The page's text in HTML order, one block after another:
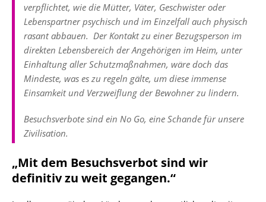
verpflichtet, wie die Mütter, Väter, Geschwister oder
Lebenspartner psychisch und im Einzelfall auch physisch
rasant abbauen. Der Kontakt zu einer Bezugsperson im
direkten Lebensbereich der Angehörigen im Heim, unter
Einhaltung aller Schutzmaßnahmen, wäre doch das
Mindeste, was es zu regeln gälte, um diese immense
Einsamkeit und Verzweiflung der Bewohner zu lindern.
Besuchsverbote sind ein No Go, eine Schande für unsere
Zivilisation.
„Mit dem Besuchsverbot sind wir
definitiv zu weit gegangen.“